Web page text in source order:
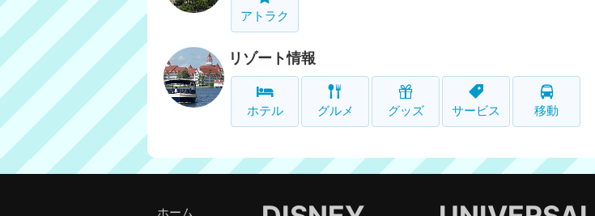
アトラク
リゾート情報
ホテル グルメ グッズ サービス 移動
ホーム